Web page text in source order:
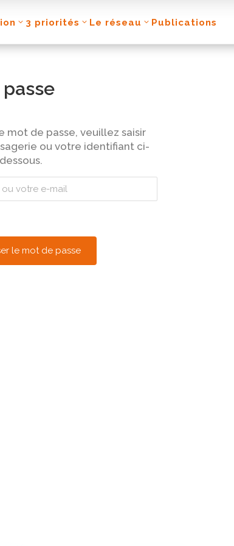
3 priorités Le réseau Publications
mot de passe, veuillez saisir
ou votre identifiant ci-
dessous.